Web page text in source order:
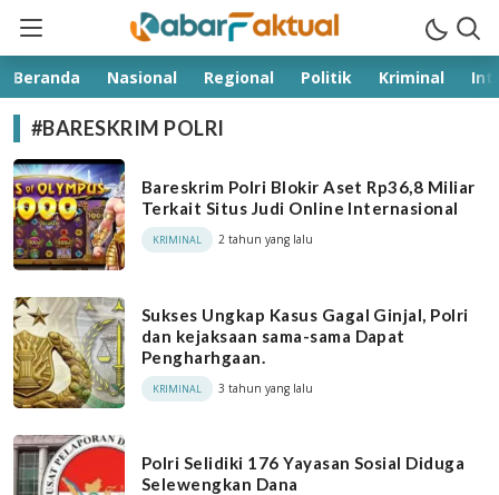
kabarfaktual.com
Terpercaya
Beranda Nasional Regional Politik Kriminal
#BARESKRIM POLRI
Bareskrim Polri Blokir Aset Rp36,8 Miliar
Terkait Situs Judi Online Internasional
KRIMINAL 2 tahun yang lalu
Sukses Ungkap Kasus Gagal Ginjal, Polri
dan kejaksaan sama-sama Dapat
Pengharhgaan.
KRIMINAL 3 tahun yang lalu
Polri Selidiki 176 Yayasan Sosial Diduga
Selewengkan Dana